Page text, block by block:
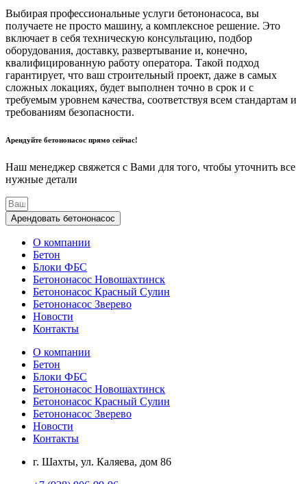
Выбирая профессиональные услуги бетононасоса, вы
получаете не просто машину, а комплексное решение. Это
включает в себя техническую консультацию, подбор
оборудования, доставку, развертывание и, конечно,
квалифицированную работу оператора. Такой подход
гарантирует, что ваш строительный проект, даже в самых
сложных локациях, будет выполнен точно в срок и с
требуемым уровнем качества, соответствуя всем стандартам и
требованиям безопасности.
Арендуйте бетононасос прямо сейчас!
Наш менеджер свяжется с Вами для того, чтобы уточнить все
нужные детали
Арендовать бетононасос
О компании
Бетон
Блоки ФБС
Бетононасос Новошахтинск
Бетононасос Красный Сулин
Бетононасос Зверево
Новости
Контакты
О компании
Бетон
Блоки ФБС
Бетононасос Новошахтинск
Бетононасос Красный Сулин
Бетононасос Зверево
Новости
Контакты
г. Шахты, ул. Каляева, дом 86